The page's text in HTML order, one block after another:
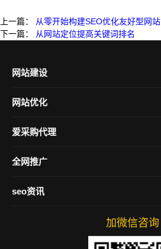
上一篇：
从零开始构建SEO优化友好型网站
下一篇：
从网站定位提高关键词排名
网站建设
高端网站建设
营销型网站建设
集团网站建设
网站优化
seo整站优化
搜索引擎优化
网站优化推广
爱采购代理
百度爱采购
爱采购竞价包年
全网推广
全网营销推广
seo资讯
加微信咨询